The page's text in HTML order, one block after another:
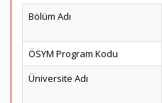
Bölüm Adı
ÖSYM Program Kodu
Üniversite Adı